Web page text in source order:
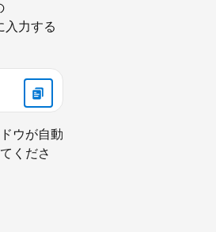
入力する
ウが自動
くださ